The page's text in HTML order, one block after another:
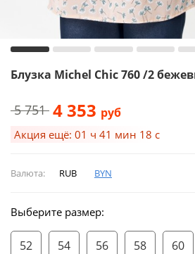
Блузка Michel Chic 760 /2
5 751 4 353 руб
Акция ещё: 01 ч 41 мин 17 с
Валюта: RUB BYN
Выберите размер:
52 54 56 58 60